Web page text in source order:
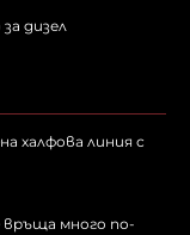
дизел
халфова линия с
връща много по-